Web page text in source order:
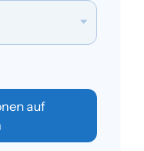
auf